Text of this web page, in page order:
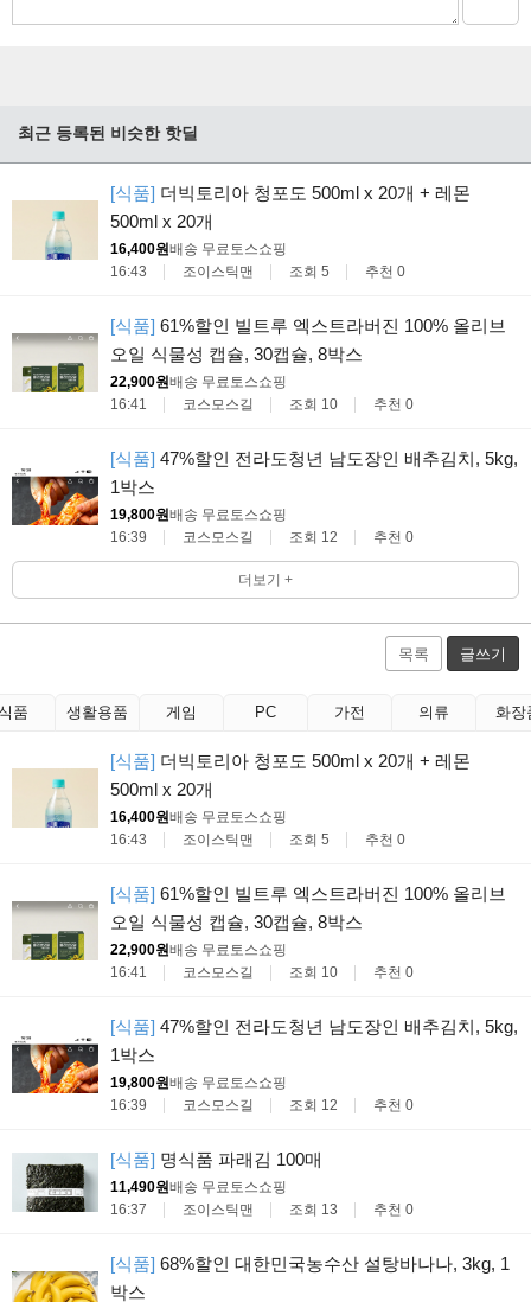
최근 등록된 비슷한 핫딜
[식품] 더빅토리아 청포도 500ml x 20개 + 레몬
500ml x 20개
16,400원배송 무료토스쇼핑
16:43
조이스틱맨 조회 5 추천 0
[식품] 61%할인 빌트루 엑스트라버진 100% 올리브
오일 식물성 캡슐, 30캡슐, 8박스
22,900원배송 무료토스쇼핑
16:41
코스모스길 조회 10 추천 0
[식품] 47%할인 전라도청년 남도장인 배추김치, 5kg,
1박스
19,800원배송 무료토스쇼핑
16:39
코스모스길 조회 12 추천 0
더보기 +
목록 글쓰기
품 생활용품 게임 PC 가전 의류 화장
[식품] 더빅토리아 청포도 500ml x 20개 + 레몬
500ml x 20개
16,400원배송 무료토스쇼핑
16:43
조이스틱맨 조회 5 추천 0
[식품] 61%할인 빌트루 엑스트라버진 100% 올리브
오일 식물성 캡슐, 30캡슐, 8박스
22,900원배송 무료토스쇼핑
16:41
코스모스길 조회 10 추천 0
[식품] 47%할인 전라도청년 남도장인 배추김치, 5kg,
1박스
19,800원배송 무료토스쇼핑
16:39
코스모스길 조회 12 추천 0
[식품] 명식품 파래김 100매
11,490원배송 무료토스쇼핑
16:37
조이스틱맨 조회 13 추천 0
[식품] 68%할인 대한민국농수산 설탕바나나, 3kg, 1
박스